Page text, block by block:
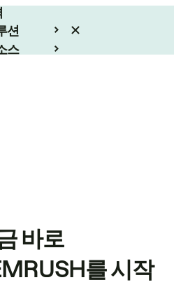
션
스
바로
를 시작